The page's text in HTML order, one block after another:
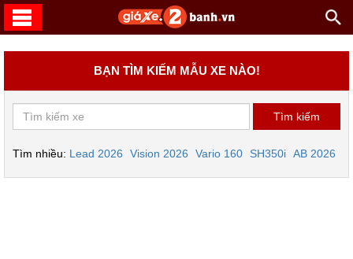
BẠN TÌM KIẾM MẪU XE NÀO!
Tìm nhiều: Lead 2026 Vision 2026 Vario 160 SH350i AB 2026